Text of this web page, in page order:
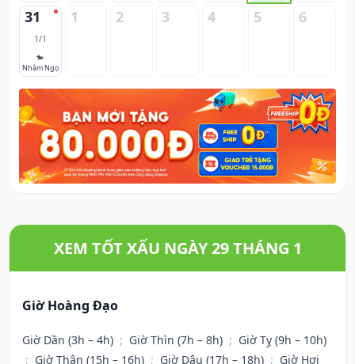
31
1/1
🐎
Nhâm Ngọ
1 2 3 4 5 6
XEM TỐT XẤU NGÀY 29 THÁNG 1
Giờ Hoàng Đạo
Giờ Dần (3h – 4h) ; Giờ Thìn (7h – 8h) ; Giờ Tỵ (9h – 10h)
; Giờ Thân (15h – 16h) ; Giờ Dậu (17h – 18h) ; Giờ Hợi